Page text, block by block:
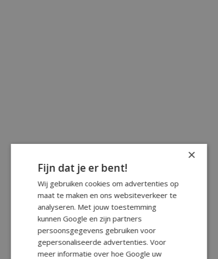
×
Fijn dat je er bent!
Wij gebruiken cookies om advertenties op
maat te maken en ons websiteverkeer te
analyseren. Met jouw toestemming
kunnen Google en zijn partners
persoonsgegevens gebruiken voor
gepersonaliseerde advertenties. Voor
meer informatie over hoe Google uw